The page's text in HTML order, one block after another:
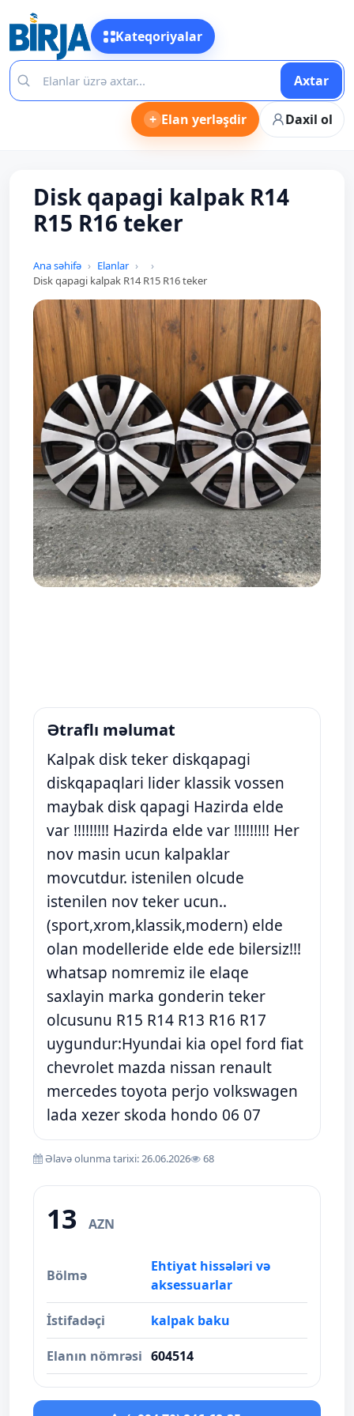
Kateqoriyalar
Axtar
+ Elan yerləşdir Daxil ol
Disk qapagi kalpak R14
R15 R16 teker
Ana səhifə
Elanlar
Disk qapagi kalpak R14 R15 R16 teker
Ətraflı məlumat
Kalpak disk teker diskqapagi
diskqapaqlari lider klassik vossen
maybak disk qapagi Hazirda elde
var !!!!!!!!! Hazirda elde var !!!!!!!!! Her
nov masin ucun kalpaklar
movcutdur. istenilen olcude
istenilen nov teker ucun..
(sport,xrom,klassik,modern) elde
olan modelleride elde ede bilersiz!!!
whatsap nomremiz ile elaqe
saxlayin marka gonderin teker
olcusunu R15 R14 R13 R16 R17
uygundur:Hyundai kia opel ford fiat
chevrolet mazda nissan renault
mercedes toyota perjo volkswagen
lada xezer skoda hondo 06 07
Əlavə olunma tarixi: 26.06.2026 68
13 AZN
Bölmə
Ehtiyat hissələri və
aksessuarlar
İstifadəçi kalpak baku
Elanın nömrəsi 604514